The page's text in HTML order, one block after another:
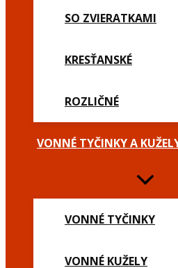
SO ZVIERATKAMI
KRESŤANSKÉ
ROZLIČNÉ
VONNÉ TYČINKY A
VONNÉ TYČINKY
VONNÉ KUŽELY